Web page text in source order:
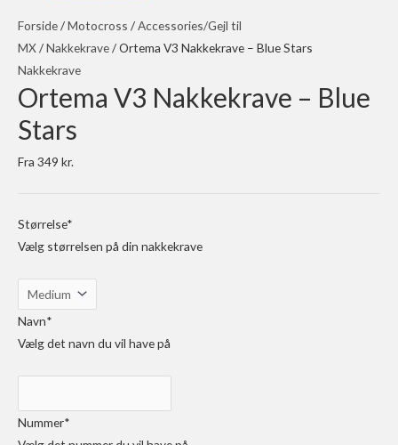
Forside/Motocross /Accessories/Gejl til
MX/Nakkekrave/ Ortema V3 Nakkekrave – Blue Stars
Nakkekrave
Ortema V3 Nakkekrave – Blue
Stars
Fra 349 kr.
Størrelse*
Vælg størrelsen på din nakkekrave
Navn*
Vælg det navn du vil have på
Nummer*